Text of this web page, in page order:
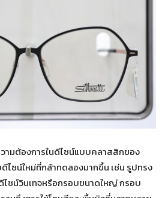
ามต้องการในดีไซน์แบบคลาสสิกของ
ซน์ใหม่ที่กล้าทดลองมากขึ้น เช่น รูปทรง
ซน์วินเทจหรือกรอบขนาดใหญ่ กรอบ